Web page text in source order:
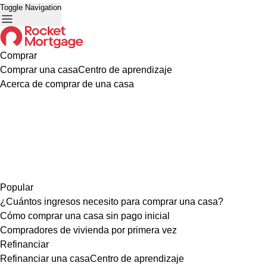
Toggle Navigation
Comprar
Comprar una casaCentro de aprendizaje
Acerca de comprar de una casa
Popular
¿Cuántos ingresos necesito para comprar una casa?
Cómo comprar una casa sin pago inicial
Compradores de vivienda por primera vez
Refinanciar
Refinanciar una casaCentro de aprendizaje